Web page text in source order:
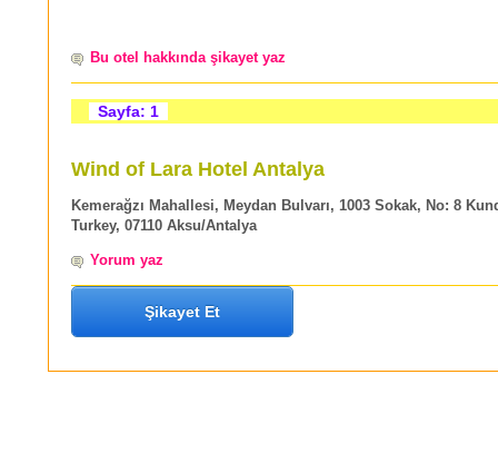
Bu otel hakkında şikayet yaz
Sayfa: 1
Wind of Lara Hotel Antalya
Kemerağzı Mahallesi, Meydan Bulvarı, 1003 Sokak, No: 8
Turkey, 07110 Aksu/Antalya
Yorum yaz
Şikayet Et